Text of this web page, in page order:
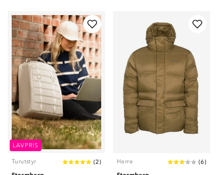
LAVPRIS
Turutstyr (2) Herre (6)